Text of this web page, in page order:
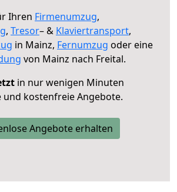
Ihren Firmenumzug,
, Tresor– & Klaviertransport,
in Mainz, Fernumzug oder eine
von Mainz nach Freital.
in nur wenigen Minuten
kostenfreie Angebote.
Angebote erhalten